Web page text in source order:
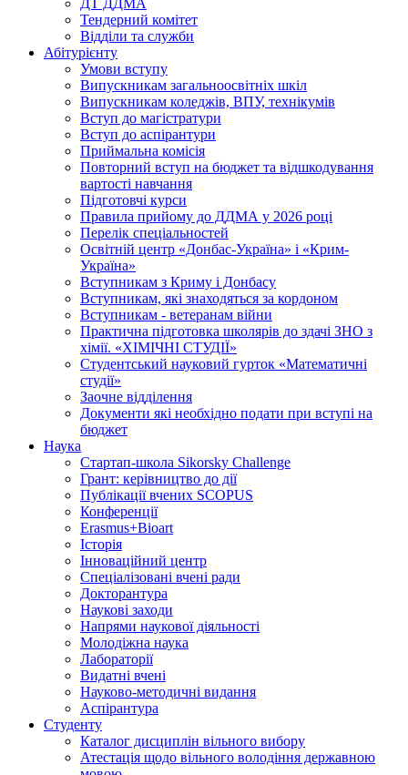
Тендерний комітет
Відділи та служби
Абітурієнту
Умови вступу
Випускникам загальноосвітніх шкіл
Випускникам коледжів, ВПУ, технікумів
Вступ до магістратури
Вступ до аспірантури
Приймальна комісія
Повторний вступ на бюджет та відшкодування
вартості навчання
Підготовчі курси
Правила прийому до ДДМА у 2026 році
Перелік спеціальностей
Освітній центр «Донбас-Україна» і «Крим-
Україна»
Вступникам з Криму і Донбасу
Вступникам, які знаходяться за кордоном
Вступникам - ветеранам війни
Практична підготовка школярів до здачі ЗНО з
хімії. «ХІМІЧНІ СТУДІЇ»
Студентський науковий гурток «Математичні
студії»
Заочне відділення
Документи які необхідно подати при вступі на
бюджет
Наука
Стартап-школа Sikorsky Challenge
Грант: керівництво до дії
Публікації вчених SCOPUS
Конференції
Erasmus+Bioart
Історія
Інноваційний центр
Спеціалізовані вчені ради
Докторантура
Наукові заходи
Напрями наукової діяльності
Молодіжна наука
Лабораторії
Видатні вчені
Науково-методичні видання
Аспірантура
Студенту
Каталог дисциплін вільного вибору
Атестація щодо вільного володіння державною